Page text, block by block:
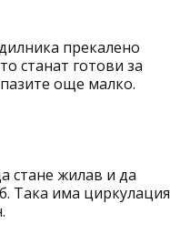
прекалено
станат готови за
още малко.
стане жилав и да
Така има циркулация